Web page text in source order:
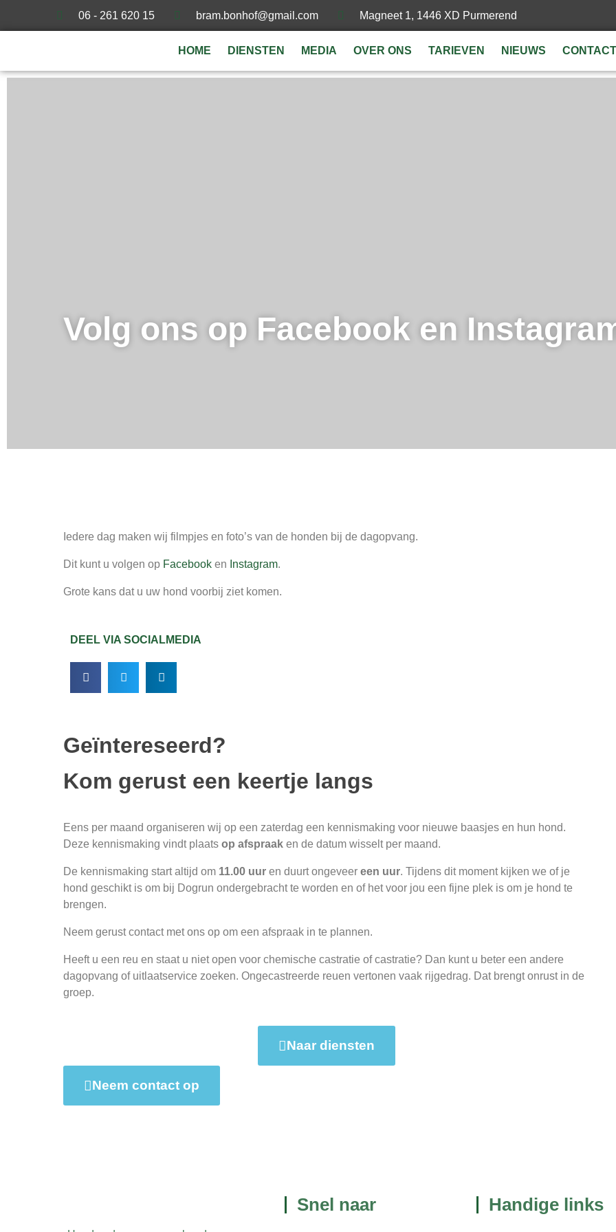
06 - 261 620 15 bram.bonhof@gmail.com Magneet 1, 1446 XD Purmerend
HOME DIENSTEN MEDIA OVER ONS TARIEVEN NIEUWS CONTACT
Volg ons op Facebook en
Iedere dag maken wij filmpjes en foto’s van de honden bij de dagopvang.
Dit kunt u volgen op Facebook en Instagram.
Grote kans dat u uw hond voorbij ziet komen.
DEEL VIA SOCIALMEDIA
Geïntereseerd?
Kom gerust een keertje langs
Eens per maand organiseren wij op een zaterdag een kennismaking voor nieuwe baasjes en hun hond.
Deze kennismaking vindt plaats op afspraak en de datum wisselt per maand.
De kennismaking start altijd om 11.00 uur en duurt ongeveer een uur. Tijdens dit moment kijken we of je
hond geschikt is om bij Dogrun ondergebracht te worden en of het voor jou een fijne plek is om je hond te
brengen.
Neem gerust contact met ons op om een afspraak in te plannen.
Heeft u een reu en staat u niet open voor chemische castratie of castratie? Dan kunt u beter een andere
dagopvang of uitlaatservice zoeken. Ongecastreerde reuen vertonen vaak rijgedrag. Dat brengt onrust in de
groep.
Naar diensten
Neem contact op
Snel naar Handige links